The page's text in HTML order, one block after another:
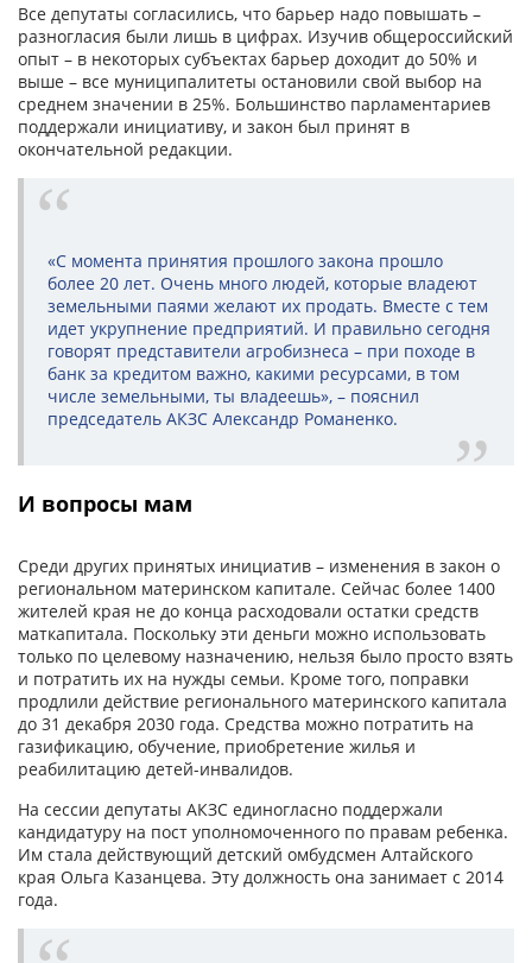
Все депутаты согласились, что барьер надо повышать –
разногласия были лишь в цифрах. Изучив общероссийский
опыт – в некоторых субъектах барьер доходит до 50% и
выше – все муниципалитеты остановили свой выбор на
среднем значении в 25%. Большинство парламентариев
поддержали инициативу, и закон был принят в
окончательной редакции.
«С момента принятия прошлого закона прошло
более 20 лет. Очень много людей, которые владеют
земельными паями желают их продать. Вместе с тем
идет укрупнение предприятий. И правильно сегодня
говорят представители агробизнеса – при походе в
банк за кредитом важно, какими ресурсами, в том
числе земельными, ты владеешь», – пояснил
председатель АКЗС Александр Романенко.
И вопросы мам
Среди других принятых инициатив – изменения в закон о
региональном материнском капитале. Сейчас более 1400
жителей края не до конца расходовали остатки средств
маткапитала. Поскольку эти деньги можно использовать
только по целевому назначению, нельзя было просто взять
и потратить их на нужды семьи. Кроме того, поправки
продлили действие регионального материнского капитала
до 31 декабря 2030 года. Средства можно потратить на
газификацию, обучение, приобретение жилья и
реабилитацию детей-инвалидов.
На сессии депутаты АКЗС единогласно поддержали
кандидатуру на пост уполномоченного по правам ребенка.
Им стала действующий детский омбудсмен Алтайского
края Ольга Казанцева. Эту должность она занимает с 2014
года.